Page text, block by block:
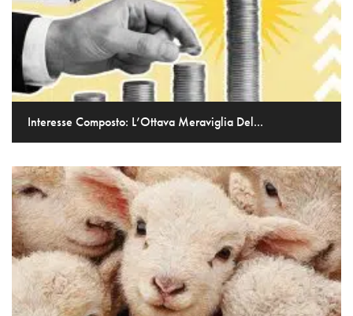
Interesse Composto: L’Ottava Meraviglia Del...